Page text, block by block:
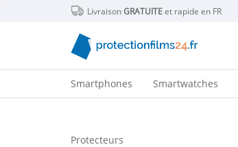
LivraisonGRATUITEet rapide en FR
Smartphones Smartwatches
Protecteurs